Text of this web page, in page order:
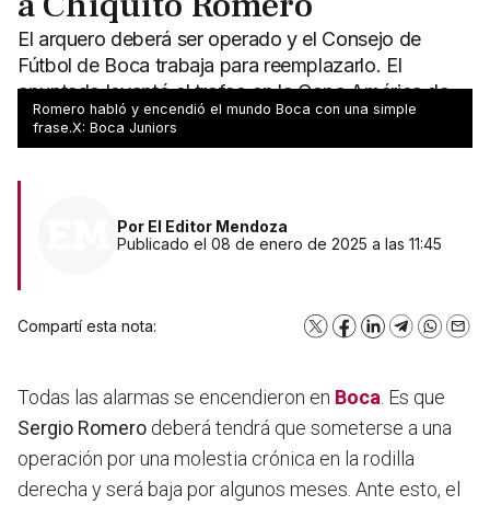
El arquero deberá ser operado y el Consejo de
Fútbol de Boca trabaja para reemplazarlo. El
apuntado levantó el trofeo en la Copa América de
Brasil.
Romero habló y encendió el mundo Boca con una simple
frase.X: Boca Juniors
Por El Editor Mendoza
Publicado el 08 de enero de 2025 a las 11:45
Compartí esta nota: X Facebook
LinkedInTelegram
Todas las alarmas se encendieron en Boca . Es que
Sergio Romero deberá tendrá que someterse a una
operación por una molestia crónica en la rodilla
derecha y será baja por algunos meses. Ante esto, el